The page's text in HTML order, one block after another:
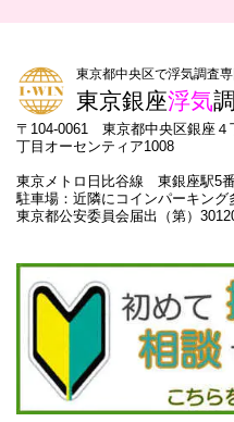
東京都中央区で浮気調査
東京銀座浮気
〒104-0061 東京都中央区銀座４
丁目オーセンティア1008
東京メトロ日比谷線 東銀座駅5
駐車場：近隣にコインパーキング
東京都公安委員会届出（第）